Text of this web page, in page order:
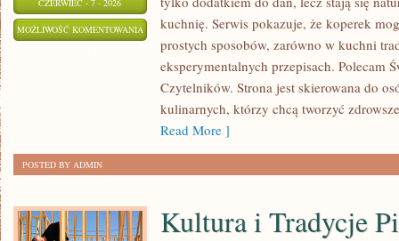
CZERWIEC - 7 - 2026
MOŻLIWOŚĆ KOMENTOWANIA PRZEPISY
ZIOŁAMI
kuchnię. Serwis pokazuje, że koperek
prostych sposobów, zarówno w kuchni
eksperymentalnych przepisach. Polecam
Czytelników. Strona jest skierowana do
kulinarnych, którzy chcą tworzyć
Read More ]
POSTED BY ADMIN
Kultura i Tradycje